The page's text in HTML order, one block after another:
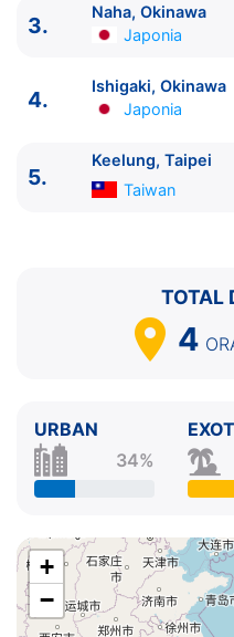
ITINERARIU
Ziua | Portul | Sosire -
Naha, Okinawa
Ishigaki, Okinawa
Keelung, Taipei
3.
Naha, Okinawa
Japonia
4.
Ishigaki, Okinawa
Japonia
5.
Keelung, Taipei
Taiwan
TOTAL
4
URBAN
34%
+
−